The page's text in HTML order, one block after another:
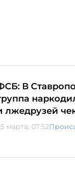
В
лжедрузей
марта, 07:52